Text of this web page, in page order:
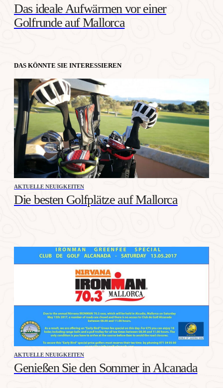
Das ideale Aufwärmen vor einer
Golfrunde auf Mallorca
DAS KÖNNTE SIE INTERESSIEREN
AKTUELLE NEUIGKEITEN
Die besten Golfplätze auf Mallorca
AKTUELLE NEUIGKEITEN
Genießen Sie den Sommer in Alcanada